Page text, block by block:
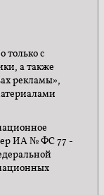
только с
а также
рекламы»,
ИА № ФС 77 -